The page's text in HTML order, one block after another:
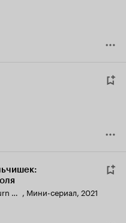
King of Boys: The Return of the King , Мини-сериал, 2021